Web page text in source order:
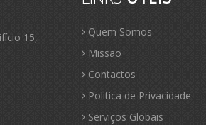
15,
Quem Somos
Missão
Contactos
Politica de Privacidade
Serviços Globais